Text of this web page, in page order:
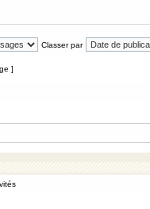
Classer par
]